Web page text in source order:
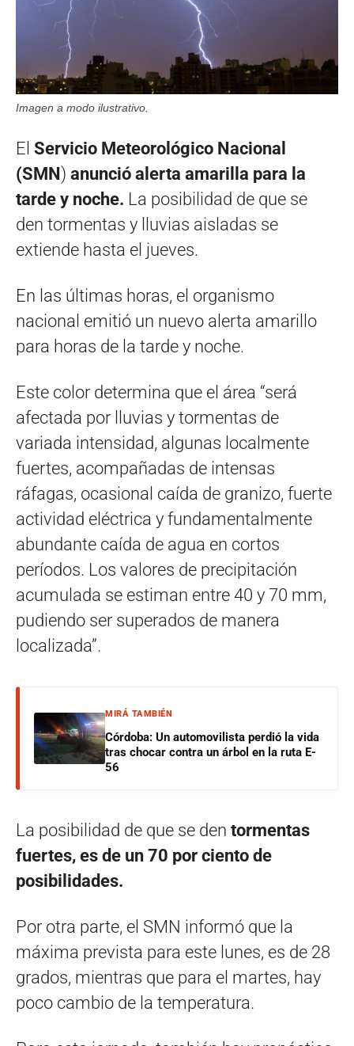
Imagen a modo ilustrativo.
El Servicio Meteorológico Nacional
(SMN ) anunció alerta amarilla para la
tarde y noche. La posibilidad de que se
den tormentas y lluvias aisladas se
extiende hasta el jueves.
En las últimas horas, el organismo
nacional emitió un nuevo alerta amarillo
para horas de la tarde y noche.
Este color determina que el área “será
afectada por lluvias y tormentas de
variada intensidad, algunas localmente
fuertes, acompañadas de intensas
ráfagas, ocasional caída de granizo, fuerte
actividad eléctrica y fundamentalmente
abundante caída de agua en cortos
períodos. Los valores de precipitación
acumulada se estiman entre 40 y 70 mm,
pudiendo ser superados de manera
localizada”.
MIRÁ TAMBIÉN
Córdoba: Un automovilista perdió la vida
tras chocar contra un árbol en la ruta E-
56
La posibilidad de que se den tormentas
fuertes, es de un 70 por ciento de
posibilidades.
Por otra parte, el SMN informó que la
máxima prevista para este lunes, es de 28
grados, mientras que para el martes, hay
poco cambio de la temperatura.